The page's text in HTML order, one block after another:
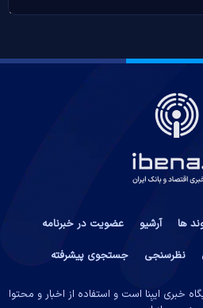
ها آرشیو
عضویت در خبرنامه
نظرسنجی جستجوی پیشرفته
خبری ایبِنا است و استفاده از اخبار و محتوا